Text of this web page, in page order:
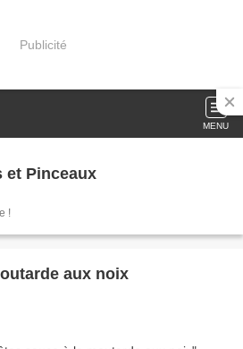
Publicité
MENU
et Pinceaux
!
aux noix